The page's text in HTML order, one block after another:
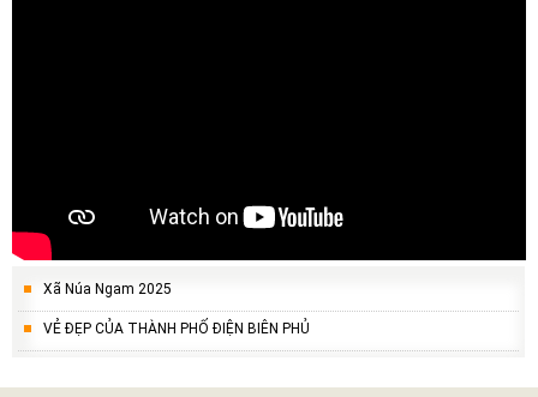
Xã Núa Ngam 2025
VẺ ĐẸP CỦA THÀNH PHỐ ĐIỆN BIÊN PHỦ